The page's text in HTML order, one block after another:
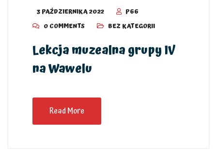
3 PAŹDZIERNIKA 2022
P66
0 COMMENTS
BEZ KATEGORII
Lekcja muzealna grupy IV
na Wawelu
Read More